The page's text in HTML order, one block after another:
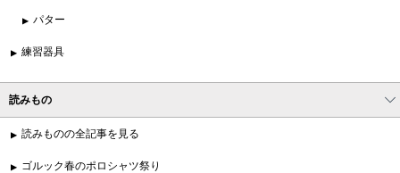
パター
練習器具
読みもの
読みものの全記事を見る
ゴルック春のポロシャツ祭り